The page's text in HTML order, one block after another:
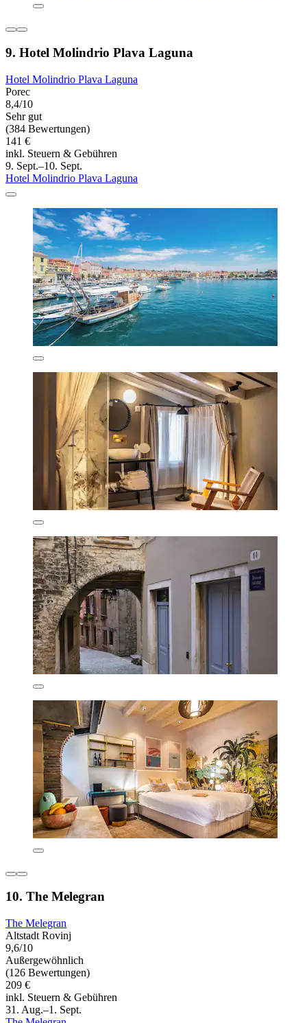
9. Hotel Molindrio Plava Laguna
Hotel Molindrio Plava Laguna
Porec
8,4/10
Sehr gut
(384 Bewertungen)
141 €
inkl. Steuern & Gebühren
9. Sept.–10. Sept.
Hotel Molindrio Plava Laguna
10. The Melegran
The Melegran
Altstadt Rovinj
9,6/10
Außergewöhnlich
(126 Bewertungen)
209 €
inkl. Steuern & Gebühren
31. Aug.–1. Sept.